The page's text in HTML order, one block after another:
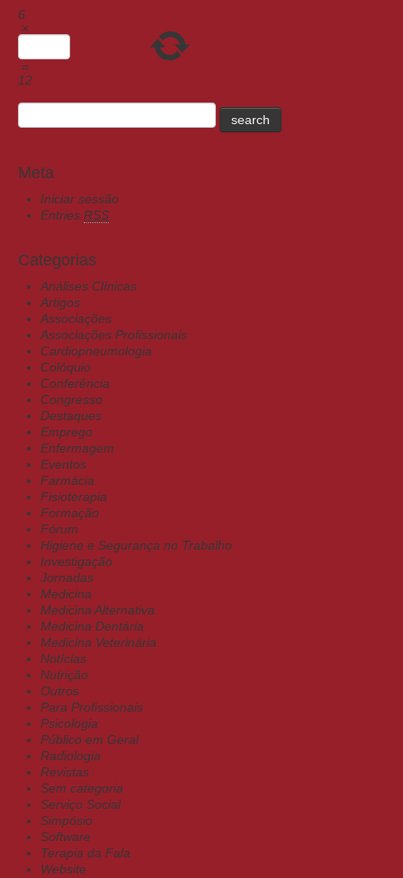
6
×
=
12
Meta
Iniciar sessão
Entries RSS
Categorias
Análises Clínicas
Artigos
Associações
Associações Profissionais
Cardiopneumologia
Colóquio
Conferência
Congresso
Destaques
Emprego
Enfermagem
Eventos
Farmácia
Fisioterapia
Formação
Fórum
Higiene e Segurança no Trabalho
Investigação
Jornadas
Medicina
Medicina Alternativa
Medicina Dentária
Medicina Veterinária
Notícias
Nutrição
Outros
Para Profissionais
Psicologia
Público em Geral
Radiologia
Revistas
Sem categoria
Serviço Social
Simpósio
Software
Terapia da Fala
Website